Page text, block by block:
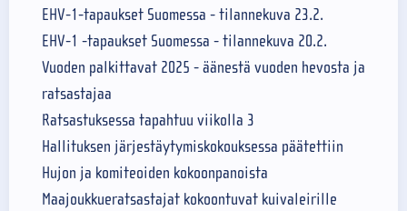
EHV-1-tapaukset Suomessa - tilannekuva 23.2.
EHV-1 -tapaukset Suomessa - tilannekuva 20.2.
Vuoden palkittavat 2025 - äänestä vuoden hevosta ja
ratsastajaa
Ratsastuksessa tapahtuu viikolla 3
Hallituksen järjestäytymiskokouksessa päätettiin
Hujon ja komiteoiden kokoonpanoista
Maajoukkueratsastajat kokoontuvat kuivaleirille